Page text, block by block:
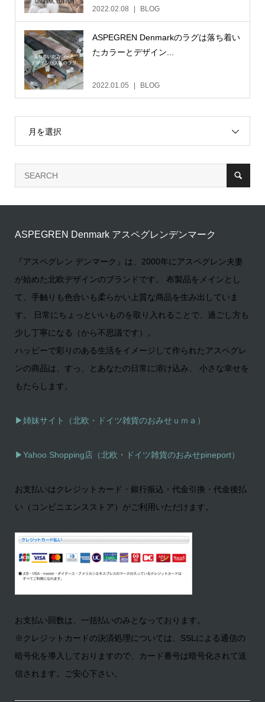
2022.02.08 BLOG
ASPEGREN Denmarkのラグは落ち着い
たカラーとデザイン...
2022.01.05 BLOG
月を選択
ASPEGREN Denmark アスペグレンデンマーク
『アスペグレン デンマーク』は、2000年にアスペグレン夫妻
が始めた北欧デザインのブランドです。 布製品をメインとし
て、手触りも色合いも柔らかい上質な商品を生み出していま
す。 日常にちょっといいものを取り入れることで、過ごし方も
少し丁寧になる（から不思議です）。
ハッピーで彩りのある生活をイメージして作られたアスペグレ
ンの商品は、すっ、とあなたの日常に溶け込み、 小さな幸せを
もたらします。
▶姉妹サイト（北欧・ドイツ雑貨のおみせｕｍａ）
▶Yahoo Shopping店（北欧・ドイツ雑貨のおみせpineport）
お支払いはクレジットカード・銀行振込・代金引換・代金後払
い（コンビニエンスストア）がご利用いただけます。
お支払い回数は、一括払いのみとなっております。
※クレジットカードの決済処理については、SSLによる通信の
暗号化を導入しておりますので、カード番号は暗号化されて送
信されます。ご安心下さい。